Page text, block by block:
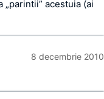
acestuia (ai
8 decembrie 2010